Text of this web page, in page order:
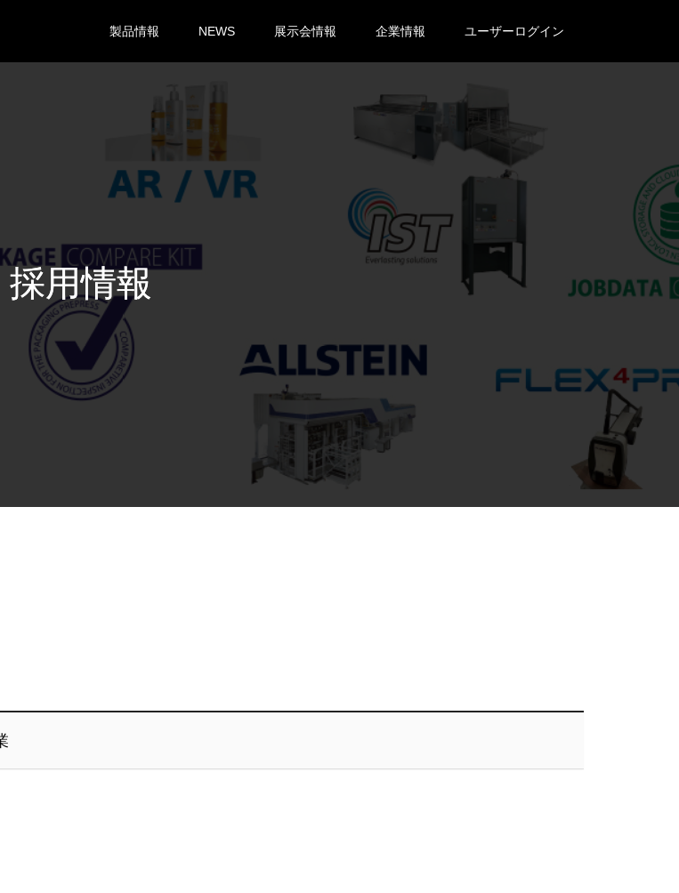
製品情報 NEWS 展示会情報 企業情報 ユーザーログイン
採用情報